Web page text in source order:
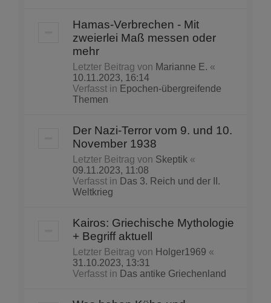
Hamas-Verbrechen - Mit
zweierlei Maß messen oder
mehr
Letzter Beitrag von Marianne E. «
10.11.2023, 16:14
Verfasst in Epochen-übergreifende
Themen
Der Nazi-Terror vom 9. und 10.
November 1938
Letzter Beitrag von Skeptik «
09.11.2023, 11:08
Verfasst in Das 3. Reich und der II.
Weltkrieg
Kairos: Griechische Mythologie
+ Begriff aktuell
Letzter Beitrag von Holger1969 «
31.10.2023, 13:31
Verfasst in Das antike Griechenland